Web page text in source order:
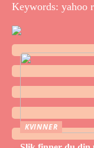
Keywords: yahoo
KVINNER